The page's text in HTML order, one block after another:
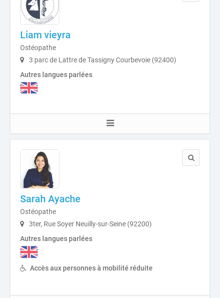
Liam vieyra
Ostéopathe
3 parc de Lattre de Tassigny Courbevoie (92400)
Autres langues parlées
Sarah Ayache
Ostéopathe
3ter, Rue Soyer Neuilly-sur-Seine (92200)
Autres langues parlées
Accès aux personnes à mobilité réduite